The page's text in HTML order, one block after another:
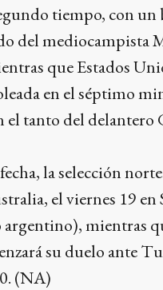
tiempo, con un
del mediocampista
que Estados
en el séptimo
el tanto del delantero
la selección
el viernes 19 en
mientras
su duelo ante
(NA)